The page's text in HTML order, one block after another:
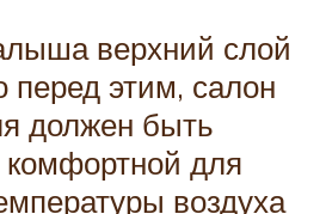
верхний слой
перед этим, салон
должен быть
комфортной для
воздуха